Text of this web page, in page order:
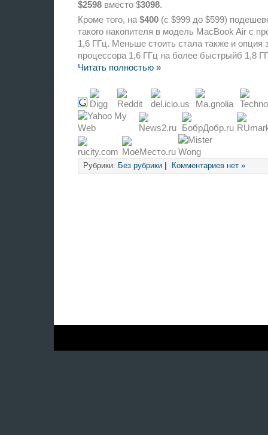
$2598 вместо $3098.
Кроме того, на $400 (с $999 до $599)
такого накопителя в модель MacBook Air с
1,6 ГГц. Меньше стоить стала также и опция
процессора 1,6 ГГц на более быстрыйб 1,8
Читать полностью »
Рубрики: Без рубрики Комментариев нет »